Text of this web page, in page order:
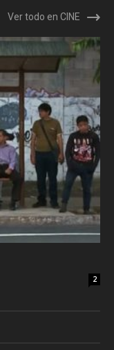
Ver todo en CINE
2